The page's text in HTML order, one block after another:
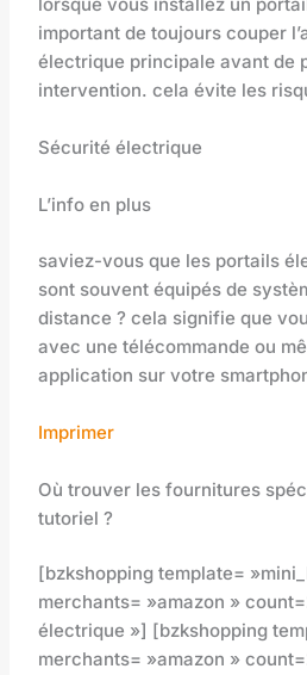
lorsque vous installez un
important de toujours couper
électrique principale avant de
intervention. cela évite les
Sécurité électrique
L’info en plus
saviez-vous que les portails
sont souvent équipés de
distance ? cela signifie que
avec une télécommande ou
application sur votre
Imprimer
Où trouver les fournitures
tutoriel ?
[bzkshopping template=
merchants= »amazon »
électrique »] [bzkshopping
merchants= »amazon »